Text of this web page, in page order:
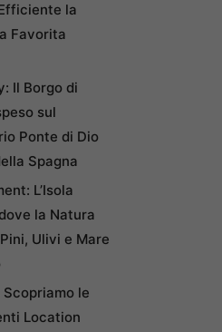
la
Favorita
Il Borgo di
sul
Ponte di Dio
Spagna
L’Isola
la Natura
Ulivi e Mare
Scopriamo le
Location